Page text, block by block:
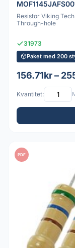
Resistor Viking
Through-hole
31973
Paket med 200
156.71kr –
Kvantitet:
PDF